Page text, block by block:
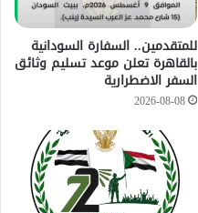
للمتقدمين.. السفارة السودانية
بالقاهرة تعلن موعد تسليم وثائق
السفر الاضطرارية
2026-08-08